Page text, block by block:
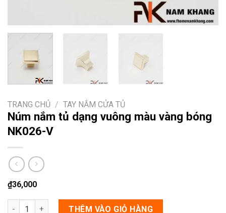
TRANG CHỦ / TAY NẮM CỬA TỦ
Núm nắm tủ dạng vuông màu vàng bóng
NK026-V
₫36,000
Núm nắm tủ dạng vuông màu vàng bóng NK026-V số lượng
THÊM VÀO GIỎ HÀNG